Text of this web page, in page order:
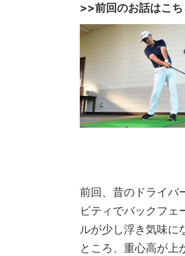
>>前回のお話はこち
前回、昔のドライバ
ビティでバックフ
ルが少し浮き気味に
ところ、重心高が上